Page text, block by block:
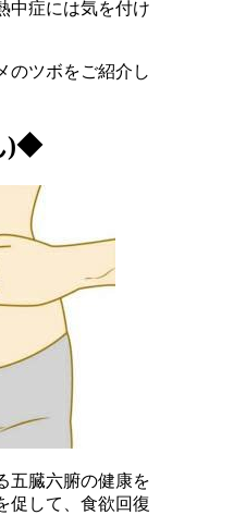
中症には気を付け
のツボをご紹介し
)◆
五臓六腑の健康を
促して、食欲回復